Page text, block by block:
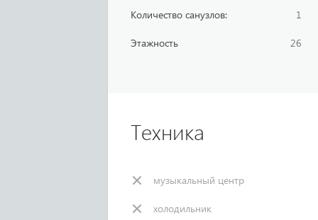
Количество санузлов: 1
Этажность 26
Техника
музыкальный центр
холодильник